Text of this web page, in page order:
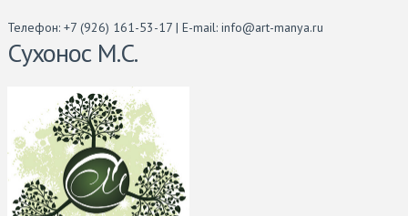
Телефон: +7 (926) 161-53-17 | E-mail: info@art-manya.ru
Сухонос М.С.